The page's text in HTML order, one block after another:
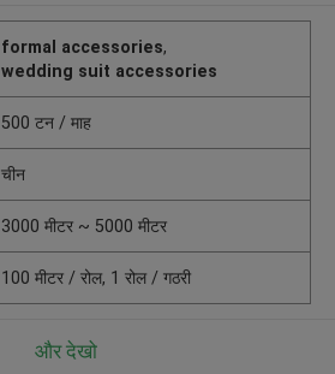
formal accessories,
wedding suit accessories
500 टन / माह
चीन
3000 मीटर ~ 5000 मीटर
100 मीटर / रोल, 1 रोल / गठरी
और देखो